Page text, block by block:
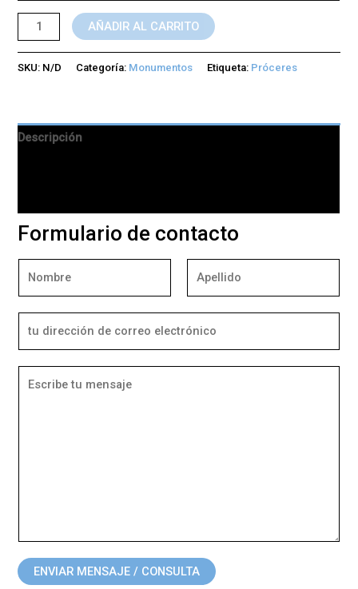
AÑADIR AL CARRITO
SKU: N/D Categoría: Monumentos Etiqueta: Próceres
Descripción
Formulario de contacto
ENVIAR MENSAJE / CONSULTA